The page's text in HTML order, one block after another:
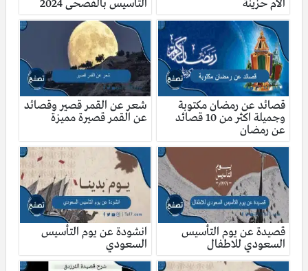
الام حزينة
التأسيس بالفصحى 2024
قصائد عن رمضان مكتوبة
وجميلة اكثر من 10 قصائد
عن رمضان
شعر عن القمر قصير وقصائد
عن القمر قصيرة مميزة
قصيدة عن يوم التأسيس
السعودي للاطفال
انشودة عن يوم التأسيس
السعودي